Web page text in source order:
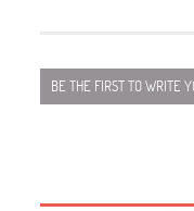
BE THE FIRST TO WRITE